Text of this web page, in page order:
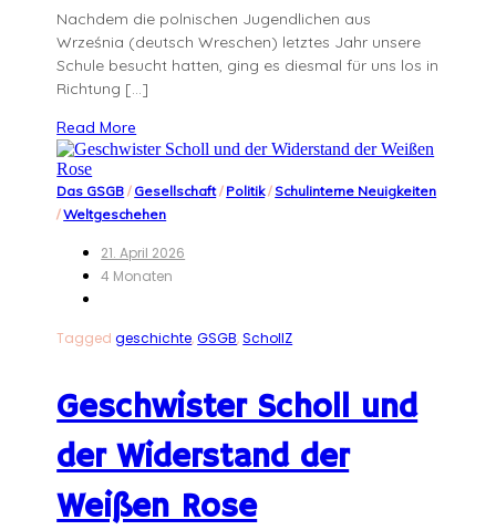
Nachdem die polnischen Jugendlichen aus
Września (deutsch Wreschen) letztes Jahr unsere
Schule besucht hatten, ging es diesmal für uns los in
Richtung […]
Read More
Das GSGB / Gesellschaft/ Politik/ Schulinterne Neuigkeiten
/Weltgeschehen
21. April 2026
4 Monaten
Taggedgeschichte,GSGB,SchollZ
Geschwister Scholl und
der Widerstand der
Weißen Rose